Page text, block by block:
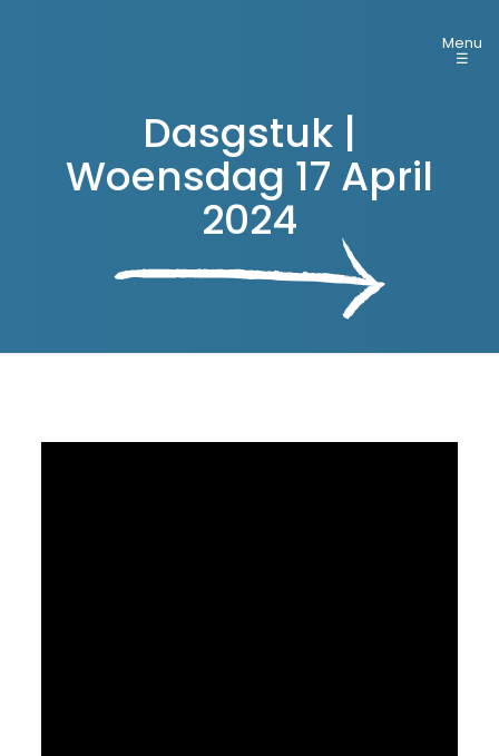
Menu
☰
Dasgstuk |
Woensdag 17 April
2024